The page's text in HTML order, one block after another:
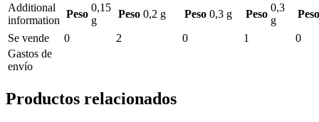
Additional
information
Peso
0,15
g
Peso 0,2 g Peso 0,3 g Peso
0,3
g
Peso
Se vende
0 2 0 1
0
Gastos de
envío
Productos relacionados